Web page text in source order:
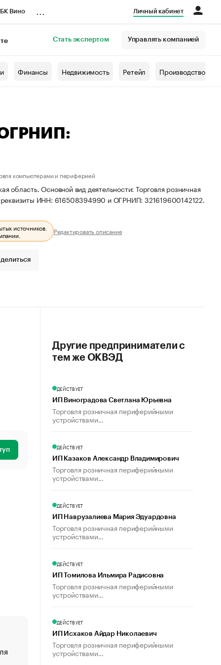
Вино Личный кабинет
Стать экспертом Управлять компанией
Финансы Недвижимость Ретейл Производство
ОГРНИП:
компьютерами и периферией
область. Основной вид деятельности: Торговля розничная
ИНН: 616508394990 и ОГРНИП: 321619600142122.
источников.
Редактировать описание
«От спорта тело стареет иначе». Как живет глава
создавшей GTA
Другие предприниматели с
тем же ОКВЭД
ДЕЙСТВУЕТ
ИП Виноградова Светлана Юрьевна
Торговля розничная периферийными
устройствами...
ДЕЙСТВУЕТ
ИП Казаков Александр Владимирович
Торговля розничная периферийными
устройствами...
ДЕЙСТВУЕТ
ИП Наврузалиева Мария Эдуардовна
Торговля розничная периферийными
устройствами...
ДЕЙСТВУЕТ
ИП Томилова Ильмира Радисовна
Торговля розничная периферийными
устройствами...
ДЕЙСТВУЕТ
ИП Исхаков Айдар Николаевич
Торговля розничная периферийными
устройствами...